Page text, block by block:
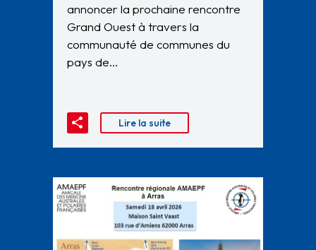
annoncer la prochaine rencontre
Grand Ouest à travers la
communauté de communes du
pays de…
Lire la suite